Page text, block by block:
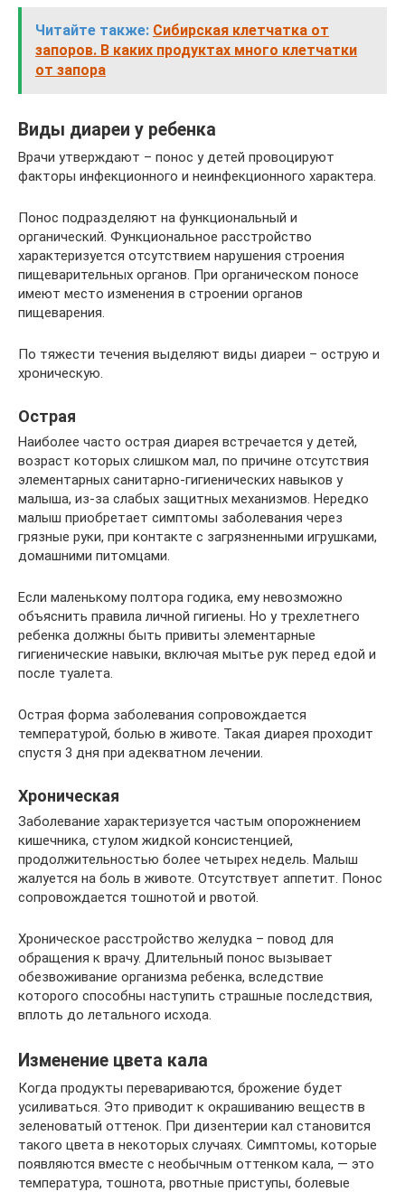
Читайте также: Сибирская клетчатка от
запоров. В каких продуктах много клетчатки
от запора
Виды диареи у ребенка
Врачи утверждают – понос у детей провоцируют
факторы инфекционного и неинфекционного характера.
Понос подразделяют на функциональный и
органический. Функциональное расстройство
характеризуется отсутствием нарушения строения
пищеварительных органов. При органическом поносе
имеют место изменения в строении органов
пищеварения.
По тяжести течения выделяют виды диареи – острую и
хроническую.
Острая
Наиболее часто острая диарея встречается у детей,
возраст которых слишком мал, по причине отсутствия
элементарных санитарно-гигиенических навыков у
малыша, из-за слабых защитных механизмов. Нередко
малыш приобретает симптомы заболевания через
грязные руки, при контакте с загрязненными игрушками,
домашними питомцами.
Если маленькому полтора годика, ему невозможно
объяснить правила личной гигиены. Но у трехлетнего
ребенка должны быть привиты элементарные
гигиенические навыки, включая мытье рук перед едой и
после туалета.
Острая форма заболевания сопровождается
температурой, болью в животе. Такая диарея проходит
спустя 3 дня при адекватном лечении.
Хроническая
Заболевание характеризуется частым опорожнением
кишечника, стулом жидкой консистенцией,
продолжительностью более четырех недель. Малыш
жалуется на боль в животе. Отсутствует аппетит. Понос
сопровождается тошнотой и рвотой.
Хроническое расстройство желудка – повод для
обращения к врачу. Длительный понос вызывает
обезвоживание организма ребенка, вследствие
которого способны наступить страшные последствия,
вплоть до летального исхода.
Изменение цвета кала
Когда продукты перевариваются, брожение будет
усиливаться. Это приводит к окрашиванию веществ в
зеленоватый оттенок. При дизентерии кал становится
такого цвета в некоторых случаях. Симптомы, которые
появляются вместе с необычным оттенком кала, — это
температура, тошнота, рвотные приступы, болевые